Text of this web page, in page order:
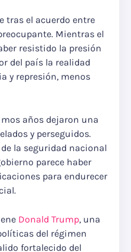
tras el acuerdo entre
Mientras el
resistido la presión
del país la realidad
y represión, menos
años dejaron una
y perseguidos.
la seguridad nacional
parece haber
para endurecer
Donald Trump, una
del régimen
fortalecido del